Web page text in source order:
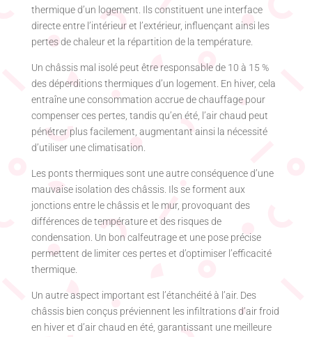
thermique d’un logement. Ils constituent une interface
directe entre l’intérieur et l’extérieur, influençant ainsi les
pertes de chaleur et la répartition de la température.
Un châssis mal isolé peut être responsable de 10 à 15 %
des déperditions thermiques d’un logement. En hiver, cela
entraîne une consommation accrue de chauffage pour
compenser ces pertes, tandis qu’en été, l’air chaud peut
pénétrer plus facilement, augmentant ainsi la nécessité
d’utiliser une climatisation.
Les ponts thermiques sont une autre conséquence d’une
mauvaise isolation des châssis. Ils se forment aux
jonctions entre le châssis et le mur, provoquant des
différences de température et des risques de
condensation. Un bon calfeutrage et une pose précise
permettent de limiter ces pertes et d’optimiser l’efficacité
thermique.
Un autre aspect important est l’étanchéité à l’air. Des
châssis bien conçus préviennent les infiltrations d’air froid
en hiver et d’air chaud en été, garantissant une meilleure